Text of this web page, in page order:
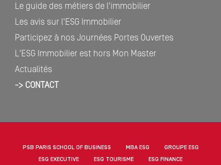
Le guide des métiers de l'immobilier
Les avis sur l'ESG Immobilier
Participez à nos Journées Portes Ouvertes
L'ESG Immobilier est hors Mon Master
Actualités
-> CONTACT
PSB PARIS SCHOOL OF BUSINESS MBA ESG
GROUPE ESG
ESG EXECUTIVE
ESG TOURISME ESG FINANCE